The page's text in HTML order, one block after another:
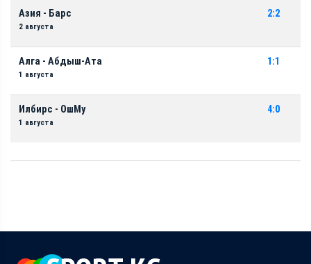
Азия - Барс
2 августа
2:2
Алга - Абдыш-Ата
1 августа
1:1
Илбирс - ОшМу
1 августа
4:0